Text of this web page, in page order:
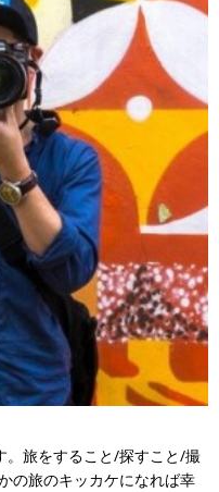
。旅をすること/探すこと/撮
の旅のキッカケになれば幸